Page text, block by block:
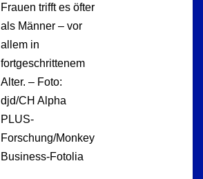
Frauen trifft es öfter
als Männer – vor
allem in
fortgeschrittenem
Alter. – Foto:
djd/CH Alpha
PLUS-
Forschung/Monkey
Business-Fotolia